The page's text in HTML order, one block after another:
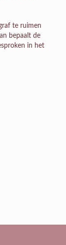
te ruimen
bepaalt de
in het